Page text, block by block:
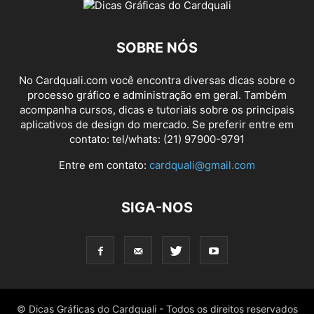
SOBRE NÓS
No Cardquali.com você encontra diversas dicas sobre o
processo gráfico e administração em geral. Também
acompanha cursos, dicas e tutoriais sobre os principais
aplicativos de design do mercado. Se preferir entre em
contato: tel/whats: (21) 97900-9791
Entre em contato: cardquali@gmail.com
SIGA-NOS
© Dicas Gráficas do Cardquali - Todos os direitos reservados